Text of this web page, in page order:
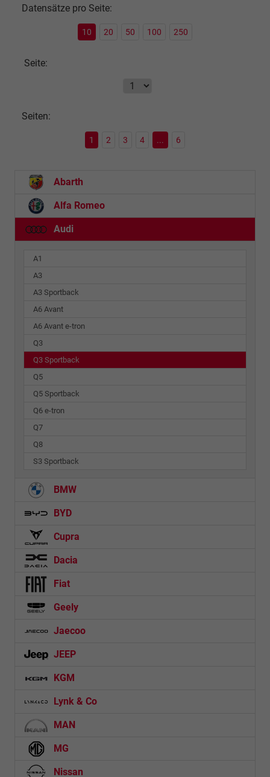
Datensätze pro Seite:
10 20 50 100 250
Seite:
Seiten:
1 2 3 4 ... 6
Abarth
Alfa Romeo
Audi
A1
A3
A3 Sportback
A6 Avant
A6 Avant e-tron
Q3
Q3 Sportback
Q5
Q5 Sportback
Q6 e-tron
Q7
Q8
S3 Sportback
BMW
BYD
Cupra
Dacia
Fiat
Geely
Jaecoo
JEEP
KGM
Lynk & Co
MAN
MG
Nissan